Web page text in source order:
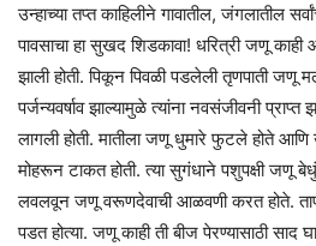
उन्हाच्या तप्त काहिलीने गावातील, जंगलातील
पावसाचा हा सुखद शिडकावा! धरित्री जणू काही
झाली होती. पिकून पिवळी पडलेली तृणपाती जणू
पर्जन्यवर्षाव झाल्यामुळे त्यांना नवसंजीवनी प्राप्त
लागली होती. मातीला जणू धुमारे फुटले होते आणि
मोहरून टाकत होती. त्या सुगंधाने पशुपक्षी जणू
लवलवून जणू वरूणदेवाची आळवणी करत होते.
पडत होत्या. जणू काही ती बीज पेरण्यासाठी साद